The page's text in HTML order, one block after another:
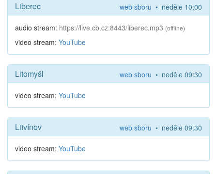
web sboru • neděle 10:00
Liberec
audio stream: https://live.cb.cz:8443/liberec.mp3 (offline)
video stream: YouTube
web sboru • neděle 09:30
Litomyšl
video stream: YouTube
web sboru • neděle 09:30
Litvínov
video stream: YouTube